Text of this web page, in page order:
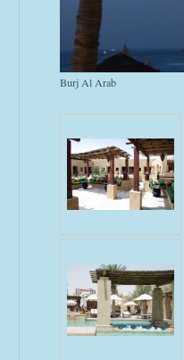
Burj Al Arab